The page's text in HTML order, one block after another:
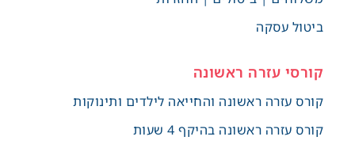
ביטול עסקה
קורסי עזרה ראשונה
קורס עזרה ראשונה והחייאה לילדים ותינוקות
קורס עזרה ראשונה בהיקף 4 שעות